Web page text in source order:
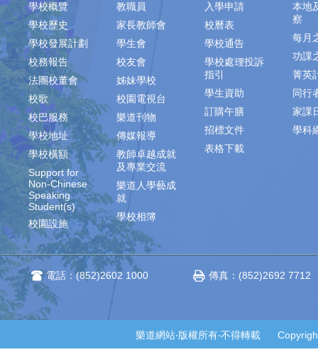
學校概覽
學校歷史
學校發展計劃
校務報告
法團校董會
校歌
校巴服務
學校地址
學校橫額
Support for
Non-Chinese
Speaking
Student(s)
校園設施
教職員
家長教師會
學生會
校友會
姊妹學校
校園電視台
樂道刊物
傳媒報導
教師卓越成就
及專業交流
樂道人學藝成
就
學校相簿
入學申請
校曆表
學校通告
學校處理投訴
指引
學生資助
訂購午膳
招標文件
表格下載
本地
察
每月
功課
菁英
同行
家課
學科
電話：(852)2602 1000 傳真：(852)2692 7712
樂道網站‧版權所有‧不得轉載